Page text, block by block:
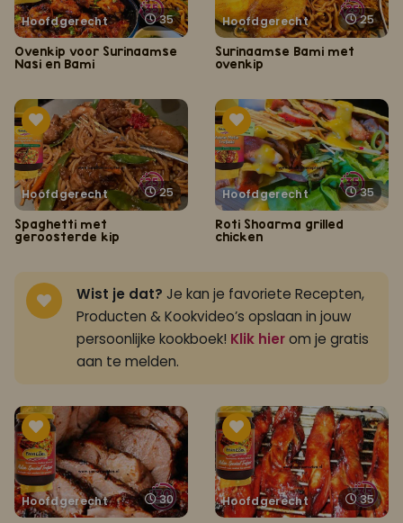
Hoofdgerecht 35
Ovenkip voor Surinaamse
Nasi en Bami
Hoofdgerecht 25
Surinaamse Bami met
ovenkip
Hoofdgerecht 25
Spaghetti met
geroosterde kip
Hoofdgerecht 35
Roti Shoarma grilled
chicken
Wist je dat? Je kan je favoriete Recepten,
Producten & Kookvideo’s opslaan in jouw
persoonlijke kookboek! Klik hierom je gratis
aan te melden.
Hoofdgerecht 30 Hoofdgerecht 35